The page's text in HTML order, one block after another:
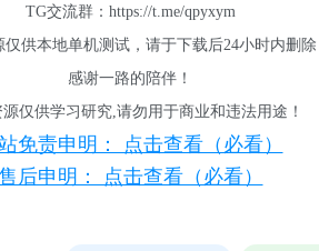
TG交流群：https://t.me/qpyxym
仅供本地单机测试，请于下载后24小时内删除
感谢一路的陪伴！
源仅供学习研究,请勿用于商业和违法用途！
免责申明： 点击查看（必看）
后申明： 点击查看（必看）